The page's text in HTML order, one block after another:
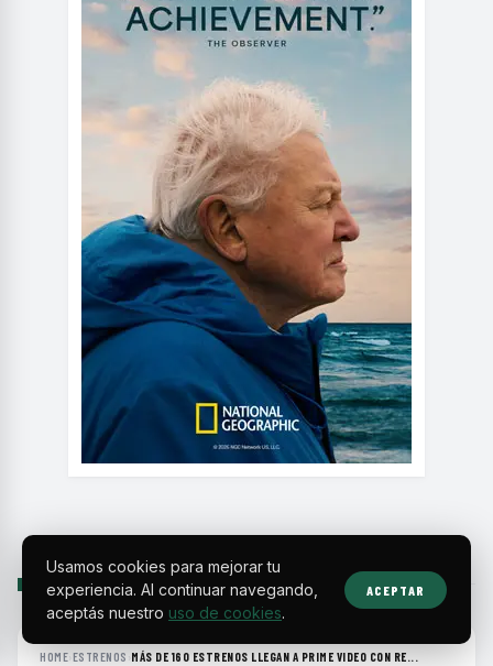
SIGUIENTE
HOME ESTRENOS MÁS DE 160 ESTRENOS LLEGAN A PRIME VIDEO CON RE...
Usamos cookies para mejorar tu
experiencia. Al continuar navegando,
aceptás nuestro uso de cookies.
ACEPTAR